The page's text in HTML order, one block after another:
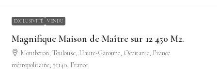
EXCLUSIVITÉ VENDU
Magnifique Maison de Maître sur 12 450 M2.
Montberon, Toulouse, Haute-Garonne, Occitanie, France
métropolitaine, 31140, France